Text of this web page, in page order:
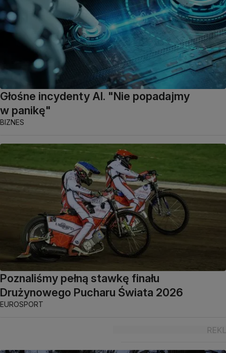
Głośne incydenty AI. "Nie popadajmy
w panikę"
BIZNES
Poznaliśmy pełną stawkę finału
Drużynowego Pucharu Świata 2026
EUROSPORT